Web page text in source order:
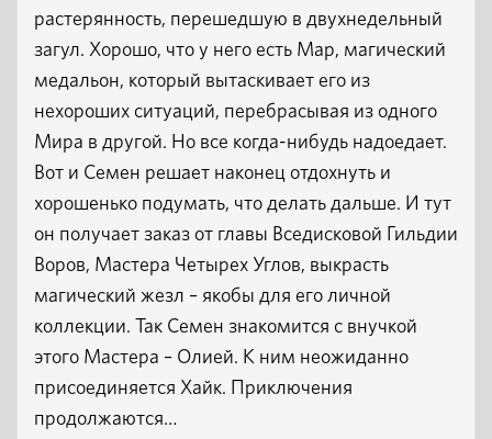
растерянность, перешедшую в двухнедельный
загул. Хорошо, что у него есть Мар, магический
медальон, который вытаскивает его из
нехороших ситуаций, перебрасывая из одного
Мира в другой. Но все когда-нибудь надоедает.
Вот и Семен решает наконец отдохнуть и
хорошенько подумать, что делать дальше. И тут
он получает заказ от главы Вседисковой Гильдии
Воров, Мастера Четырех Углов, выкрасть
магический жезл – якобы для его личной
коллекции. Так Семен знакомится с внучкой
этого Мастера – Олией. К ним неожиданно
присоединяется Хайк. Приключения
продолжаются…